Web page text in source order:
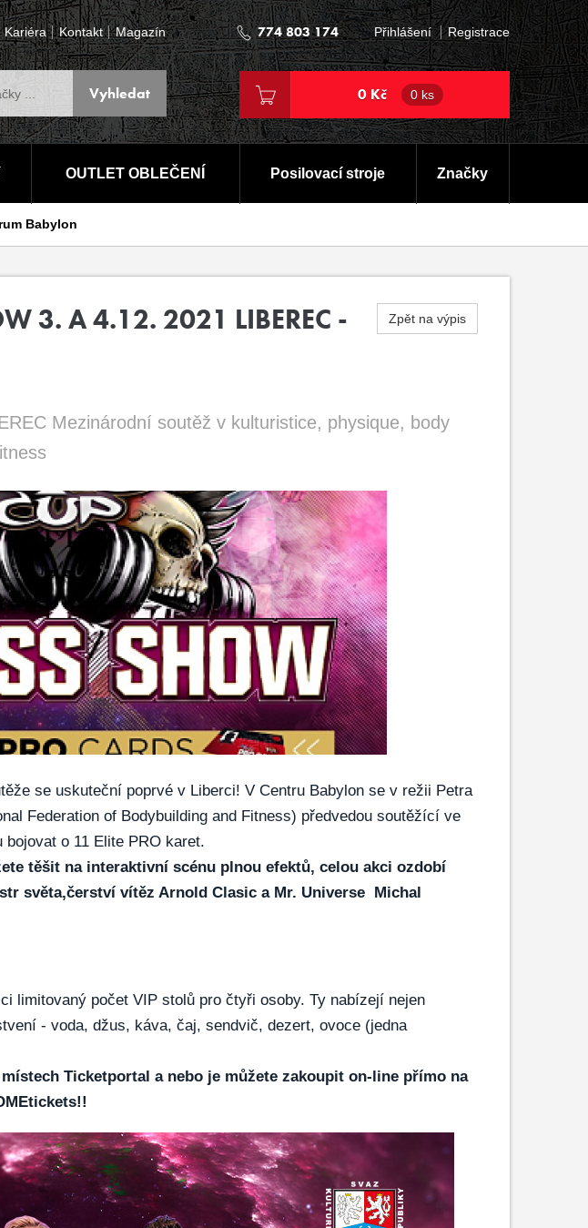
Kariéra Kontakt Magazín 774 803 174 Přihlášení Registrace
0 Kč 0 ks
OUTLET OBLEČENÍ Posilovací stroje Značky
Babylon
Zpět na výpis
3. A 4.12. 2021 LIBEREC -
Mezinárodní soutěž v kulturistice, physique, body
se uskuteční poprvé v Liberci! V Centru Babylon se v režii Petra
Federation of Bodybuilding and Fitness) předvedou soutěžící ve
o 11 Elite PRO karet.
těšit na interaktivní scénu plnou efektů, celou akci ozdobí
světa,čerství vítěz Arnold Clasic a Mr. Universe Michal
limitovaný počet VIP stolů pro čtyři osoby. Ty nabízejí nejen
- voda, džus, káva, čaj, sendvič, dezert, ovoce (jedna
Ticketportal a nebo je můžete zakoupit on-line přímo na